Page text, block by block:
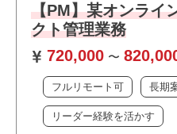
【PM】某オンライ
クト管理業務
720,000 〜
フルリモート可 長期
リーダー経験を活かす
・顧客折衝経験
・プロジェクトの進行管理経
・課題管理およびタスク管
おすすめポイント